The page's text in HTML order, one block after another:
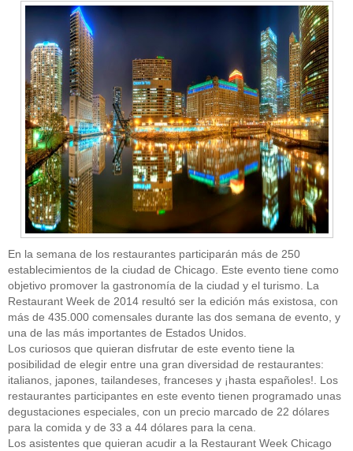
En la semana de los restaurantes participarán más de 250
establecimientos de la ciudad de Chicago. Este evento tiene como
objetivo promover la gastronomía de la ciudad y el turismo. La
Restaurant Week de 2014 resultó ser la edición más existosa, con
más de 435.000 comensales durante las dos semana de evento, y
una de las más importantes de Estados Unidos.
Los curiosos que quieran disfrutar de este evento tiene la
posibilidad de elegir entre una gran diversidad de restaurantes:
italianos, japones, tailandeses, franceses y ¡hasta españoles!. Los
restaurantes participantes en este evento tienen programado unas
degustaciones especiales, con un precio marcado de 22 dólares
para la comida y de 33 a 44 dólares para la cena.
Los asistentes que quieran acudir a la Restaurant Week Chicago